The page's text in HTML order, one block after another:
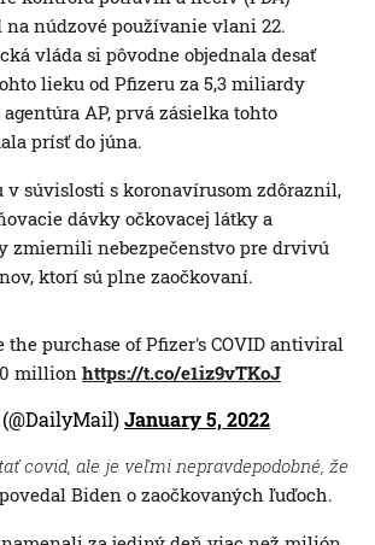
núdzové používanie vlani 22.
vláda si pôvodne objednala desať
lieku od Pfizeru za 5,3 miliardy
AP, prvá zásielka tohto
prísť do júna.
v súvislosti s koronavírusom zdôraznil,
dávky očkovacej látky a
zmiernili nebezpečenstvo pre drvivú
ktorí sú plne zaočkovaní.
purchase of Pfizer's COVID antiviral
million https://t.co/e1iz9vTKoJ
January 5, 2022
covid, ale je veľmi nepravdepodobné, že
povedal Biden o zaočkovaných ľuďoch.